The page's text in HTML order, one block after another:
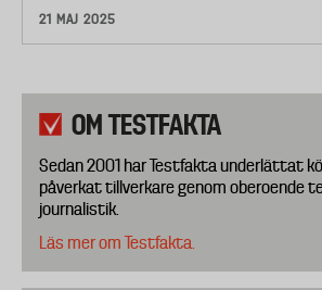
21 MAJ 2025
OM TESTFAKTA
Sedan 2001 har Testfakta underlättat
påverkat tillverkare genom oberoende
journalistik.
Läs mer om Testfakta.